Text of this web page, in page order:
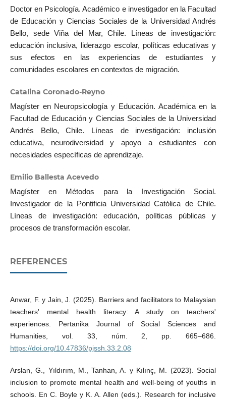
Doctor en Psicología. Académico e investigador en la Facultad
de Educación y Ciencias Sociales de la Universidad Andrés
Bello, sede Viña del Mar, Chile. Líneas de investigación:
educación inclusiva, liderazgo escolar, políticas educativas y
sus efectos en las experiencias de estudiantes y
comunidades escolares en contextos de migración.
Catalina Coronado-Reyno
Magíster en Neuropsicología y Educación. Académica en la
Facultad de Educación y Ciencias Sociales de la Universidad
Andrés Bello, Chile. Líneas de investigación: inclusión
educativa, neurodiversidad y apoyo a estudiantes con
necesidades específicas de aprendizaje.
Emilio Ballesta Acevedo
Magíster en Métodos para la Investigación Social.
Investigador de la Pontificia Universidad Católica de Chile.
Líneas de investigación: educación, políticas públicas y
procesos de transformación escolar.
REFERENCES
Anwar, F. y Jain, J. (2025). Barriers and facilitators to Malaysian
teachers' mental health literacy: A study on teachers'
experiences. Pertanika Journal of Social Sciences and
Humanities, vol. 33, núm. 2, pp. 665–686.
https://doi.org/10.47836/pjssh.33.2.08
Arslan, G., Yıldırım, M., Tanhan, A. y Kılınç, M. (2023). Social
inclusion to promote mental health and well-being of youths in
schools. En C. Boyle y K. A. Allen (eds.). Research for inclusive